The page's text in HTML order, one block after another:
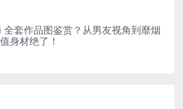
套作品图鉴赏？从男友视角到靡烟
身材绝了！